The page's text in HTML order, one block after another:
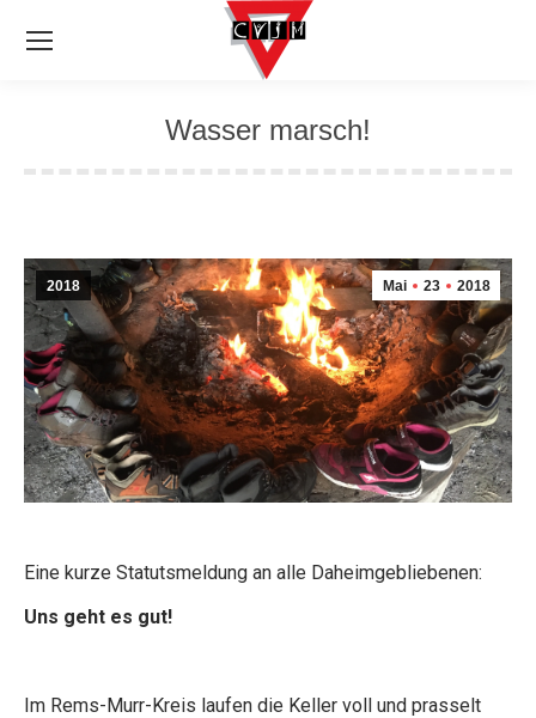
Wasser marsch!
Mai 23 2018
2018
Eine kurze Statutsmeldung an alle Daheimgebliebenen:
Uns geht es gut!
Im Rems-Murr-Kreis laufen die Keller voll und prasselt